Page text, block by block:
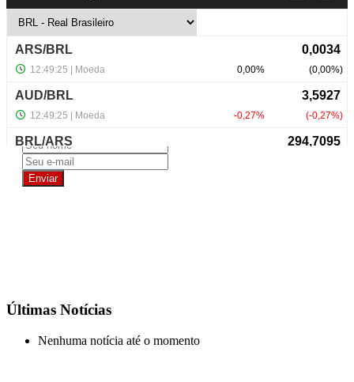
NewsLetter
Últimas Notícias
Nenhuma notícia até o momento